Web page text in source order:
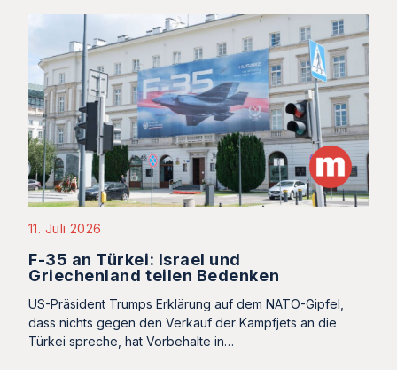
11. Juli 2026
F-35 an Türkei: Israel und
Griechenland teilen Bedenken
US-Präsident Trumps Erklärung auf dem NATO-Gipfel,
dass nichts gegen den Verkauf der Kampfjets an die
Türkei spreche, hat Vorbehalte in…